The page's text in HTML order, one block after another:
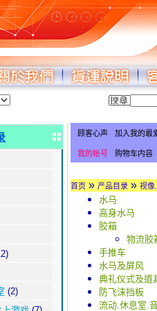
(2)
顾客心声 加入我的最
我的帐号 购物车内容
首页 » 产品目录 » 视像
水马
高身水马
胶箱
物流胶
手推车
水马及屏风
典礼仪式及道
防飞沫挡板
流动.休息室.